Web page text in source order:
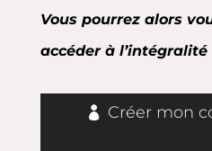
Vous pourrez alors
accéder à
Créer mon